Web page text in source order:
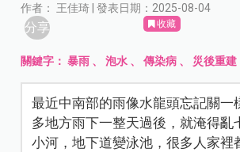
作者： 王佳琦 | 發表日期：2025-08-04
分享 收藏
關鍵字：暴雨 、泡水 、傳染病 、 災後重建
最近中南部的雨像水龍頭忘記關一
多地方雨下一整天過後，就淹得亂
小河，地下道變泳池，很多人家裡